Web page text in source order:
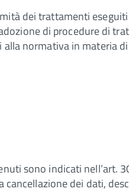
dei trattamenti
di procedure di
normativa in materia
sono indicati nell’art.
dei dati,